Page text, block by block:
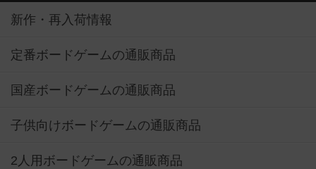
新作・再入荷情報
定番ボードゲームの通販商品
国産ボードゲームの通販商品
子供向けボードゲームの通販商品
2人用ボードゲームの通販商品